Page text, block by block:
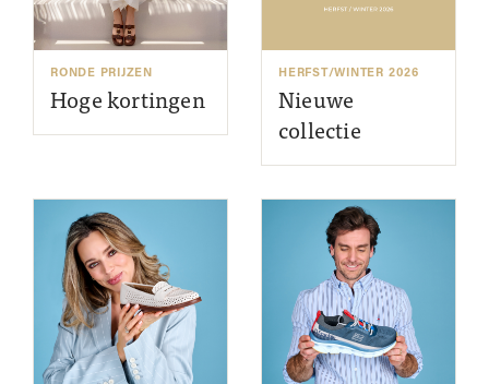
RONDE PRIJZEN
Hoge kortingen
HERFST/WINTER 2026
Nieuwe
collectie